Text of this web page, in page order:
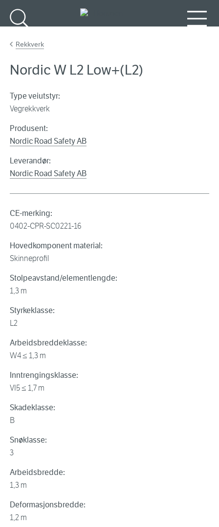
Rekkverk
Nordic W L2 Low+(L2)
Type veiutstyr:
Vegrekkverk
Produsent:
Nordic Road Safety AB
Leverandør:
Nordic Road Safety AB
CE-merking:
0402-CPR-SC0221-16
Hovedkomponent material:
Skinneprofil
Stolpeavstand/elementlengde:
1,3 m
Styrkeklasse:
L2
Arbeidsbreddeklasse:
W4 ≤ 1,3 m
Inntrengingsklasse:
VI5 ≤ 1,7 m
Skadeklasse:
B
Snøklasse:
3
Arbeidsbredde:
1,3 m
Deformasjonsbredde:
1,2 m